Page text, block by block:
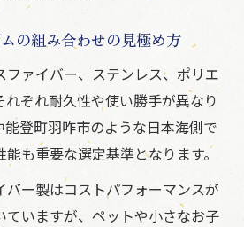
の組み合わせの見極め方
ァイバー、ステンレス、ポリエ
れぞれ耐久性や使い勝手が異なり
能登町羽咋市のような日本海側で
も重要な選定基準となります。
ー製はコストパフォーマンスが
ていますが、ペットや小さなお子